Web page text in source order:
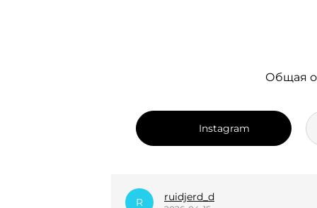
Общая
Instagram
D dian_k.i